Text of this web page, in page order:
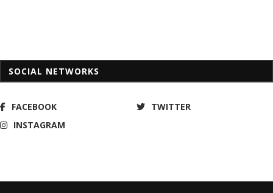
SOCIAL NETWORKS
FACEBOOK
TWITTER
INSTAGRAM